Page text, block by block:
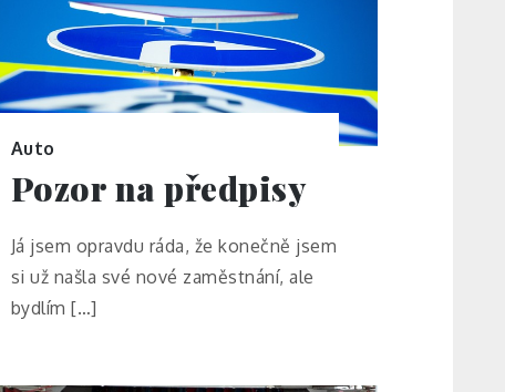
Auto
Pozor na předpisy
Já jsem opravdu ráda, že konečně jsem
si už našla své nové zaměstnání, ale
bydlím […]